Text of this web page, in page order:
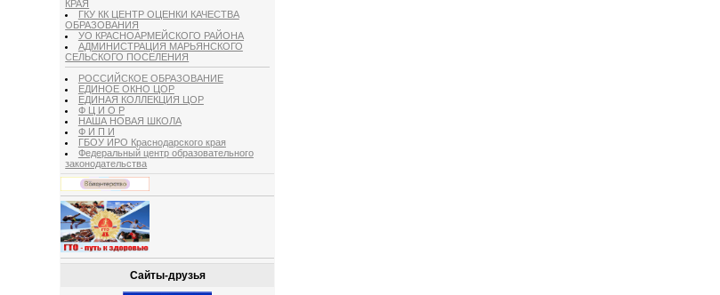
КРАЯ
ГКУ КК ЦЕНТР ОЦЕНКИ КАЧЕСТВА
ОБРАЗОВАНИЯ
УО КРАСНОАРМЕЙСКОГО РАЙОНА
АДМИНИСТРАЦИЯ МАРЬЯНСКОГО
СЕЛЬСКОГО ПОСЕЛЕНИЯ
РОССИЙСКОЕ ОБРАЗОВАНИЕ
ЕДИНОЕ ОКНО ЦОР
ЕДИНАЯ КОЛЛЕКЦИЯ ЦОР
Ф Ц И О Р
НАША НОВАЯ ШКОЛА
Ф И П И
ГБОУ ИРО Краснодарского края
Федеральный центр образовательного
законодательства
Сайты-друзья